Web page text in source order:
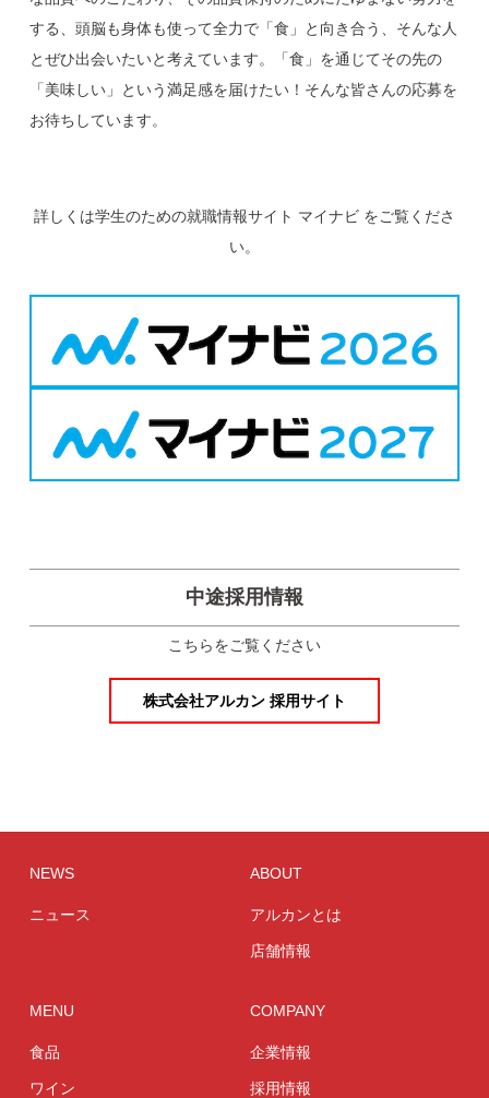
する、頭脳も身体も使って全力で「食」と向き合う、そんな人
とぜひ出会いたいと考えています。「食」を通じてその先の
「美味しい」という満足感を届けたい！そんな皆さんの応募を
お待ちしています。
詳しくは学生のための就職情報サイト マイナビ をご覧くださ
い。
中途採用情報
こちらをご覧ください
株式会社アルカン 採用サイト
NEWS
ニュース
ABOUT
アルカンとは
店舗情報
MENU
食品
ワイン
COMPANY
企業情報
採用情報